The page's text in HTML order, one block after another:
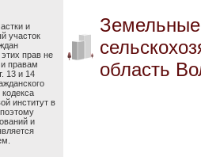
и
участок
прав не
правам
13 и 14
институт в
и
Земельные
область